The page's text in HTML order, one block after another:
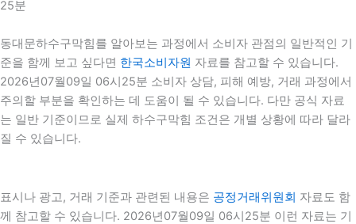
25분
동대문하수구막힘를 알아보는 과정에서 소비자 관점의 일반적인 기
준을 함께 보고 싶다면 한국소비자원 자료를 참고할 수 있습니다.
2026년07월09일 06시25분 소비자 상담, 피해 예방, 거래 과정에서
주의할 부분을 확인하는 데 도움이 될 수 있습니다. 다만 공식 자료
는 일반 기준이므로 실제 하수구막힘 조건은 개별 상황에 따라 달라
질 수 있습니다.
표시나 광고, 거래 기준과 관련된 내용은 공정거래위원회 자료도 함
께 참고할 수 있습니다. 2026년07월09일 06시25분 이런 자료는 기